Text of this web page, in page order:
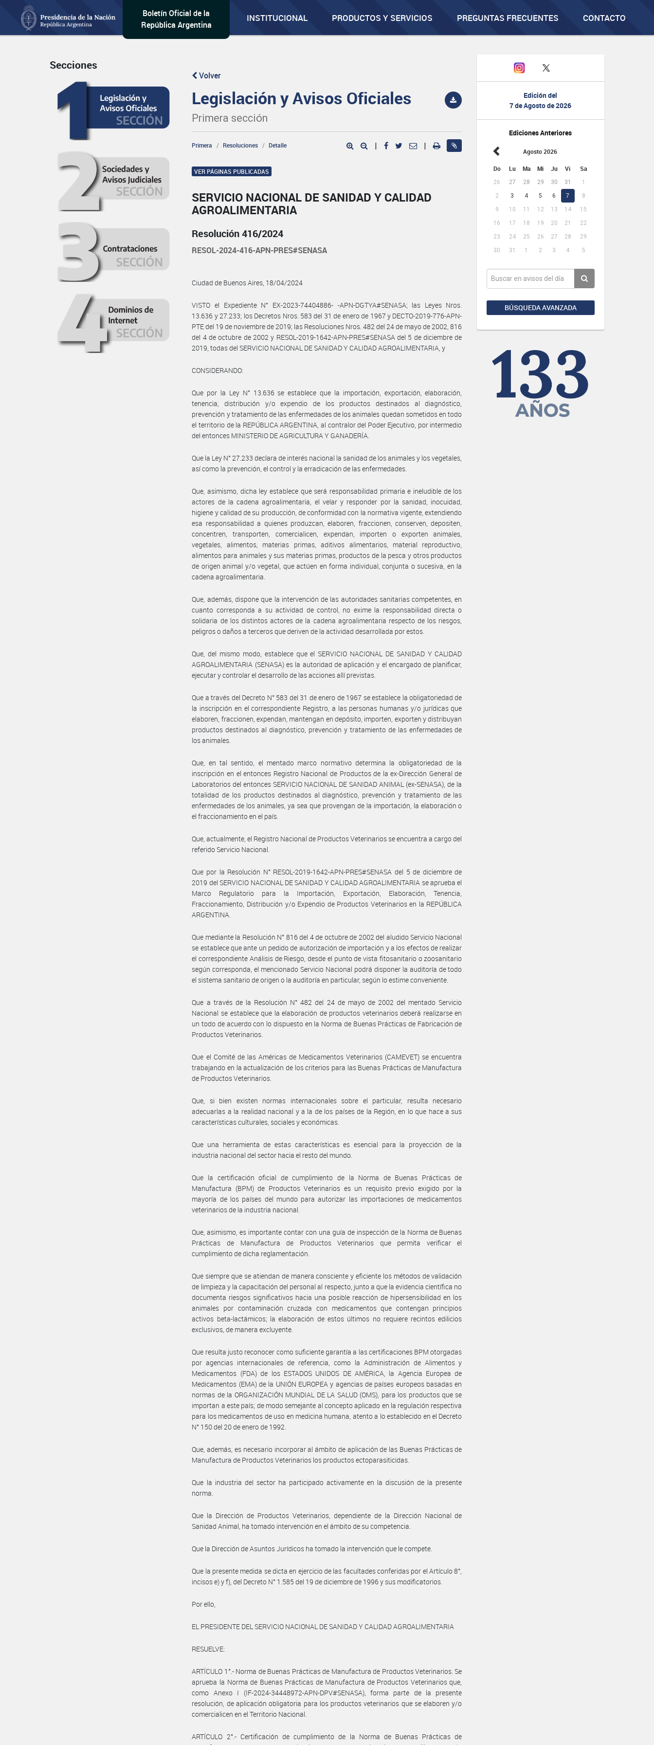
Boletín Oficial de la
República Argentina
INSTITUCIONAL PRODUCTOS Y SERVICIOS PREGUNTAS FRECUENTES CONTACTO
Edición del
7 de Agosto de 2026
Ediciones Anteriores
Agosto 2026
Do Lu Ma Mi Ju Vi Sa
26 27 28 29 30 31
1
2
3 4 5 6 7
8
9
10 11 12 13 14
15
16
17 18 19 20 21
22
23
24 25 26 27 28
29
30
31 1 2 3 4 5
BÚSQUEDA AVANZADA
Secciones
Volver
Legislación y Avisos Oficiales
Primera sección
Primera Resoluciones Detalle | |
VER PÁGINAS PUBLICADAS
SERVICIO NACIONAL DE SANIDAD Y CALIDAD
AGROALIMENTARIA
Resolución 416/2024
RESOL-2024-416-APN-PRES#SENASA
Ciudad de Buenos Aires, 18/04/2024
VISTO el Expediente N° EX-2023-74404886- -APN-DGTYA#SENASA; las Leyes Nros.
13.636 y 27.233; los Decretos Nros. 583 del 31 de enero de 1967 y DECTO-2019-776-APN-
PTE del 19 de noviembre de 2019; las Resoluciones Nros. 482 del 24 de mayo de 2002, 816
del 4 de octubre de 2002 y RESOL-2019-1642-APN-PRES#SENASA del 5 de diciembre de
2019, todas del SERVICIO NACIONAL DE SANIDAD Y CALIDAD AGROALIMENTARIA, y
CONSIDERANDO:
Que por la Ley N° 13.636 se establece que la importación, exportación, elaboración,
tenencia, distribución y/o expendio de los productos destinados al diagnóstico,
prevención y tratamiento de las enfermedades de los animales quedan sometidos en todo
el territorio de la REPÚBLICA ARGENTINA, al contralor del Poder Ejecutivo, por intermedio
del entonces MINISTERIO DE AGRICULTURA Y GANADERÍA.
Que la Ley N° 27.233 declara de interés nacional la sanidad de los animales y los vegetales,
así como la prevención, el control y la erradicación de las enfermedades.
Que, asimismo, dicha ley establece que será responsabilidad primaria e ineludible de los
actores de la cadena agroalimentaria, el velar y responder por la sanidad, inocuidad,
higiene y calidad de su producción, de conformidad con la normativa vigente, extendiendo
esa responsabilidad a quienes produzcan, elaboren, fraccionen, conserven, depositen,
concentren, transporten, comercialicen, expendan, importen o exporten animales,
vegetales, alimentos, materias primas, aditivos alimentarios, material reproductivo,
alimentos para animales y sus materias primas, productos de la pesca y otros productos
de origen animal y/o vegetal, que actúen en forma individual, conjunta o sucesiva, en la
cadena agroalimentaria.
Que, además, dispone que la intervención de las autoridades sanitarias competentes, en
cuanto corresponda a su actividad de control, no exime la responsabilidad directa o
solidaria de los distintos actores de la cadena agroalimentaria respecto de los riesgos,
peligros o daños a terceros que deriven de la actividad desarrollada por estos.
Que, del mismo modo, establece que el SERVICIO NACIONAL DE SANIDAD Y CALIDAD
AGROALIMENTARIA (SENASA) es la autoridad de aplicación y el encargado de planificar,
ejecutar y controlar el desarrollo de las acciones allí previstas.
Que a través del Decreto N° 583 del 31 de enero de 1967 se establece la obligatoriedad de
la inscripción en el correspondiente Registro, a las personas humanas y/o jurídicas que
elaboren, fraccionen, expendan, mantengan en depósito, importen, exporten y distribuyan
productos destinados al diagnóstico, prevención y tratamiento de las enfermedades de
los animales.
Que, en tal sentido, el mentado marco normativo determina la obligatoriedad de la
inscripción en el entonces Registro Nacional de Productos de la ex-Dirección General de
Laboratorios del entonces SERVICIO NACIONAL DE SANIDAD ANIMAL (ex-SENASA), de la
totalidad de los productos destinados al diagnóstico, prevención y tratamiento de las
enfermedades de los animales, ya sea que provengan de la importación, la elaboración o
el fraccionamiento en el país.
Que, actualmente, el Registro Nacional de Productos Veterinarios se encuentra a cargo del
referido Servicio Nacional.
Que por la Resolución N° RESOL-2019-1642-APN-PRES#SENASA del 5 de diciembre de
2019 del SERVICIO NACIONAL DE SANIDAD Y CALIDAD AGROALIMENTARIA se aprueba el
Marco Regulatorio para la Importación, Exportación, Elaboración, Tenencia,
Fraccionamiento, Distribución y/o Expendio de Productos Veterinarios en la REPÚBLICA
ARGENTINA.
Que mediante la Resolución N° 816 del 4 de octubre de 2002 del aludido Servicio Nacional
se establece que ante un pedido de autorización de importación y a los efectos de realizar
el correspondiente Análisis de Riesgo, desde el punto de vista fitosanitario o zoosanitario
según corresponda, el mencionado Servicio Nacional podrá disponer la auditoría de todo
el sistema sanitario de origen o la auditoría en particular, según lo estime conveniente.
Que a través de la Resolución N° 482 del 24 de mayo de 2002 del mentado Servicio
Nacional se establece que la elaboración de productos veterinarios deberá realizarse en
un todo de acuerdo con lo dispuesto en la Norma de Buenas Prácticas de Fabricación de
Productos Veterinarios.
Que el Comité de las Américas de Medicamentos Veterinarios (CAMEVET) se encuentra
trabajando en la actualización de los criterios para las Buenas Prácticas de Manufactura
de Productos Veterinarios.
Que, si bien existen normas internacionales sobre el particular, resulta necesario
adecuarlas a la realidad nacional y a la de los países de la Región, en lo que hace a sus
características culturales, sociales y económicas.
Que una herramienta de estas características es esencial para la proyección de la
industria nacional del sector hacia el resto del mundo.
Que la certificación oficial de cumplimiento de la Norma de Buenas Prácticas de
Manufactura (BPM) de Productos Veterinarios es un requisito previo exigido por la
mayoría de los países del mundo para autorizar las importaciones de medicamentos
veterinarios de la industria nacional.
Que, asimismo, es importante contar con una guía de inspección de la Norma de Buenas
Prácticas de Manufactura de Productos Veterinarios que permita verificar el
cumplimiento de dicha reglamentación.
Que siempre que se atiendan de manera consciente y eficiente los métodos de validación
de limpieza y la capacitación del personal al respecto, junto a que la evidencia científica no
documenta riesgos significativos hacia una posible reacción de hipersensibilidad en los
animales por contaminación cruzada con medicamentos que contengan principios
activos beta-lactámicos; la elaboración de estos últimos no requiere recintos edilicios
exclusivos, de manera excluyente.
Que resulta justo reconocer como suficiente garantía a las certificaciones BPM otorgadas
por agencias internacionales de referencia, como la Administración de Alimentos y
Medicamentos (FDA) de los ESTADOS UNIDOS DE AMÉRICA, la Agencia Europea de
Medicamentos (EMA) de la UNIÓN EUROPEA y agencias de países europeos basadas en
normas de la ORGANIZACIÓN MUNDIAL DE LA SALUD (OMS), para los productos que se
importan a este país; de modo semejante al concepto aplicado en la regulación respectiva
para los medicamentos de uso en medicina humana, atento a lo establecido en el Decreto
N° 150 del 20 de enero de 1992.
Que, además, es necesario incorporar al ámbito de aplicación de las Buenas Prácticas de
Manufactura de Productos Veterinarios los productos ectoparasiticidas.
Que la industria del sector ha participado activamente en la discusión de la presente
norma.
Que la Dirección de Productos Veterinarios, dependiente de la Dirección Nacional de
Sanidad Animal, ha tomado intervención en el ámbito de su competencia.
Que la Dirección de Asuntos Jurídicos ha tomado la intervención que le compete.
Que la presente medida se dicta en ejercicio de las facultades conferidas por el Artículo 8°,
incisos e) y f), del Decreto N° 1.585 del 19 de diciembre de 1996 y sus modificatorios.
Por ello,
EL PRESIDENTE DEL SERVICIO NACIONAL DE SANIDAD Y CALIDAD AGROALIMENTARIA
RESUELVE:
ARTÍCULO 1°.- Norma de Buenas Prácticas de Manufactura de Productos Veterinarios. Se
aprueba la Norma de Buenas Prácticas de Manufactura de Productos Veterinarios que,
como Anexo I (IF-2024-34448972-APN-DPV#SENASA), forma parte de la presente
resolución, de aplicación obligatoria para los productos veterinarios que se elaboren y/o
comercialicen en el Territorio Nacional.
ARTÍCULO 2°.- Certificación de cumplimiento de la Norma de Buenas Prácticas de